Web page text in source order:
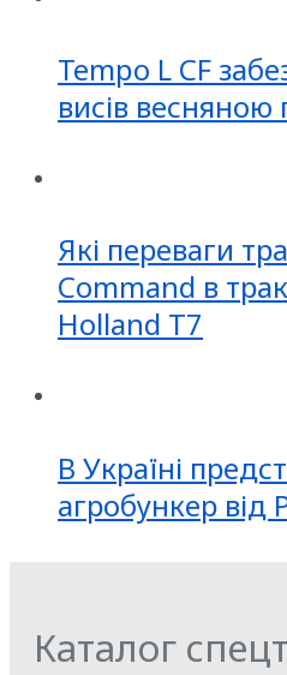
Tempo L CF
висів весняною
Які переваги
Command в
Holland T7
В Україні
агробункер від
Каталог